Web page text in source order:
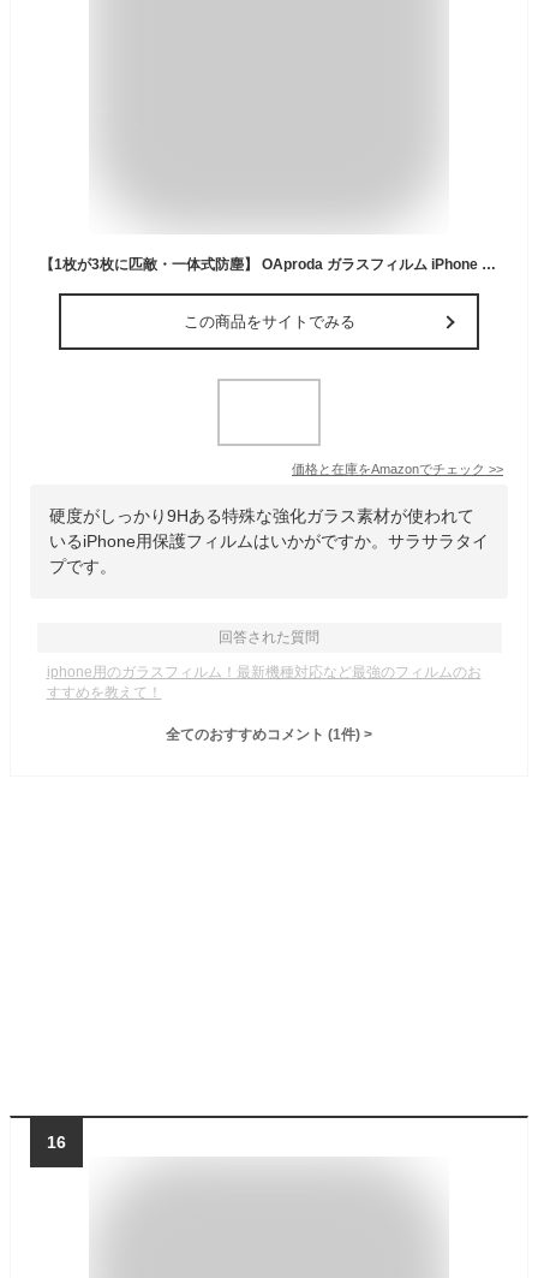
【1枚が3枚に匹敵・一体式防塵】 OAproda ガラスフィルム iPhone 16e/14/13 Pro/13用 全面保護 耐衝撃 強化黒縁 硬度が9Hを超え 新型ガイド枠 超簡単貼り付け 気泡ゼロ 対応 6.1インチ用 アイフォン16e・14・13プロ・13用 保護フィルム
この商品をサイトでみる
価格と在庫をAmazonでチェック >>
硬度がしっかり9Hある特殊な強化ガラス素材が使われて
いるiPhone用保護フィルムはいかがですか。サラサラタイ
プです。
回答された質問
iphone用のガラスフィルム！最新機種対応など最強のフィルムのお
すすめを教えて！
全てのおすすめコメント (1件) >
16